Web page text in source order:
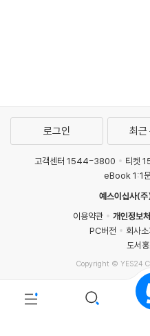
로그인 최근
고객센터 1544-3800 티켓
eBook 1:1
예스이십사(
이용약관
개인정보
PC버전
회사소
도서
Copyright © YES24